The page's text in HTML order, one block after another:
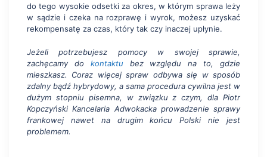
do tego wysokie odsetki za okres, w którym sprawa leży
w sądzie i czeka na rozprawę i wyrok, możesz uzyskać
rekompensatę za czas, który tak czy inaczej upłynie.
Jeżeli potrzebujesz pomocy w swojej sprawie,
zachęcamy do kontaktu bez względu na to, gdzie
mieszkasz. Coraz więcej spraw odbywa się w sposób
zdalny bądź hybrydowy, a sama procedura cywilna jest w
dużym stopniu pisemna, w związku z czym, dla Piotr
Kopczyński Kancelaria Adwokacka prowadzenie sprawy
frankowej nawet na drugim końcu Polski nie jest
problemem.